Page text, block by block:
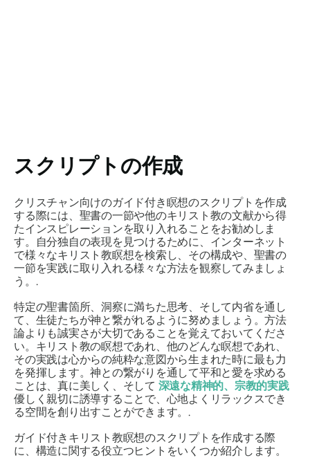
スクリプトの作成
クリスチャン向けのガイド付き瞑想のスクリプトを作成
する際には、聖書の一節や他のキリスト教の文献から得
たインスピレーションを取り入れることをお勧めしま
す。自分独自の表現を見つけるために、インターネット
で様々なキリスト教瞑想を検索し、その構成や、聖書の
一節を実践に取り入れる様々な方法を観察してみましょ
う。.
特定の聖書箇所、洞察​​に満ちた思考、そして内省を通し
て、生徒たちが神と繋がれるように努めましょう。方法
論よりも誠実さが大切であることを覚えておいてくださ
い。キリスト教の瞑想であれ、他のどんな瞑想であれ、
その実践は心からの純粋な意図から生まれた時に最も力
を発揮します。神との繋がりを通して平和と愛を求める
ことは、真に美しく、そして 深遠な精神的、宗教的実践
優しく親切に誘導することで、心地よくリラックスでき
る空間を創り出すことができます。.
ガイド付きキリスト教瞑想のスクリプトを作成する際
に、構造に関する役立つヒントをいくつか紹介します。